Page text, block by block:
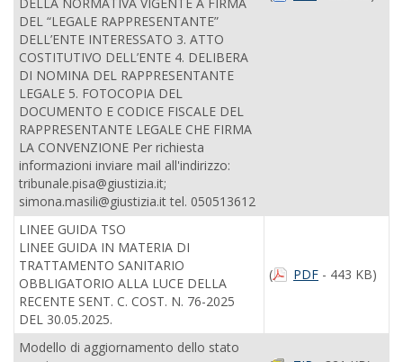
DEL “LEGALE RAPPRESENTANTE”
DELL’ENTE INTERESSATO 3. ATTO
COSTITUTIVO DELL’ENTE 4. DELIBERA
DI NOMINA DEL RAPPRESENTANTE
LEGALE 5. FOTOCOPIA DEL
DOCUMENTO E CODICE FISCALE DEL
RAPPRESENTANTE LEGALE CHE FIRMA
LA CONVENZIONE Per richiesta
informazioni inviare mail all'indirizzo:
tribunale.pisa@giustizia.it;
simona.masili@giustizia.it tel. 050513612
LINEE GUIDA TSO
LINEE GUIDA IN MATERIA DI
TRATTAMENTO SANITARIO
OBBLIGATORIO ALLA LUCE DELLA
RECENTE SENT. C. COST. N. 76-2025
DEL 30.05.2025.
( PDF - 443 KB)
Modello di aggiornamento dello stato